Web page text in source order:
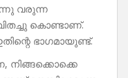
വരുന്ന
കൊണ്ടാണ്.
ഭാഗമായുണ്ട്.
നിങ്ങക്കൊക്കെ